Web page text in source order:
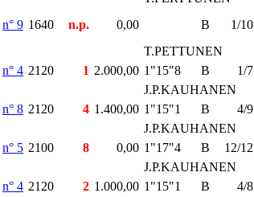
n° 9 1640 n.p. 0,00 B 1/10
T.PETTUNEN
n° 4 2120 1 2.000,00 1"15"8 B 1/7
J.P.KAUHANEN
n° 8 2120 4 1.400,00 1"15"1 B 4/9
J.P.KAUHANEN
n° 5 2100 8 0,00 1"17"4 B 12/12
J.P.KAUHANEN
n° 4 2120 2 1.000,00 1"15"1 B 4/8